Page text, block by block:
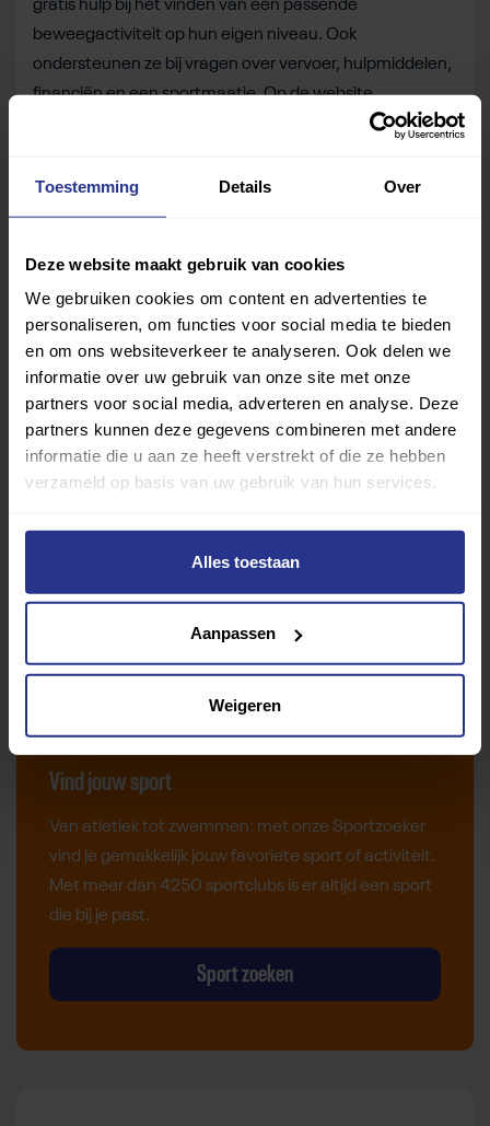
Toestemming Details Over
Deze website maakt gebruik van cookies
We gebruiken cookies om content en advertenties te
personaliseren, om functies voor social media te bieden
en om ons websiteverkeer te analyseren. Ook delen we
informatie over uw gebruik van onze site met onze
partners voor social media, adverteren en analyse. Deze
partners kunnen deze gegevens combineren met andere
informatie die u aan ze heeft verstrekt of die ze hebben
verzameld op basis van uw gebruik van hun services.
Alles toestaan
Aanpassen
Weigeren
gratis hulp bij het vinden van een passende
beweegactiviteit op hun eigen niveau. Ook
ondersteunen ze bij vragen over vervoer, hulpmiddelen,
financiën en een sportmaatje. Op de website
staat een overzicht van
aanbod. Ook staan hier de contactgegevens van alle
beweegcoaches van Uniek Sporten Brabant.
Deel dit bericht
Deel op Facebook Deel op Whatsapp
Mail link
Vind jouw sport
Van atletiek tot zwemmen: met onze Sportzoeker
vind je gemakkelijk jouw favoriete sport of activiteit.
Met meer dan 4250 sportclubs is er altijd een sport
die bij je past.
Sport zoeken